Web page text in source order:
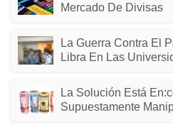
Mercado De Divisas
La Guerra Contra El
Libra En Las
La Solución Está
Supuestamente